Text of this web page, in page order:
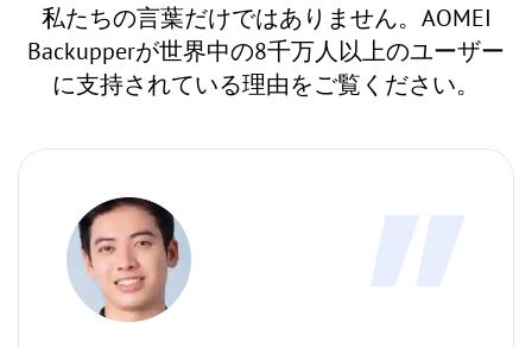
私たちの言葉だけではありません。AOMEI
Backupperが世界中の8千万人以上のユーザー
に支持されている理由をご覧ください。